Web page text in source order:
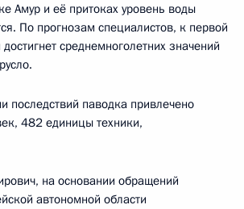
Амур и её притоках уровень воды
По прогнозам специалистов, к первой
среднемноголетних значений
последствий паводка привлечено
482 единицы техники,
на основании обращений
автономной области